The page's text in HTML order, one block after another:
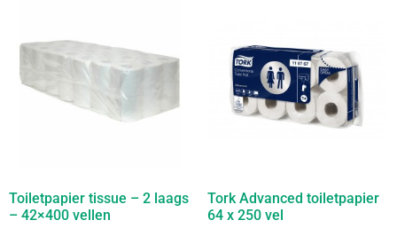
Toiletpapier tissue – 2 laags
– 42×400 vellen
Tork Advanced toiletpapier
64 x 250 vel